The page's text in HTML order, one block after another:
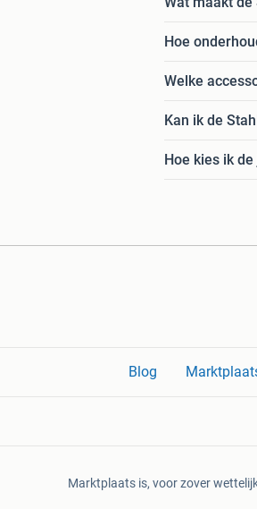
Hoe
Welke
Kan ik de
Hoe kies ik
Blog
Marktplaats is, voor zover